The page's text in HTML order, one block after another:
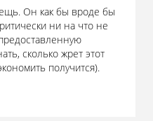
Он как бы вроде бы
ни на что не
сколько жрет этот
получится).